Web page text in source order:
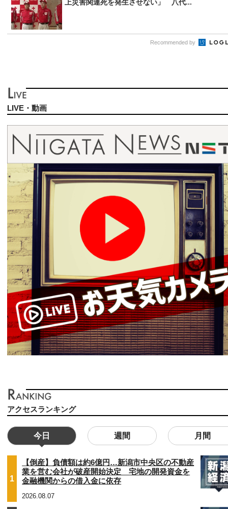
上災害関連死を発生させない」 八代...
Recommended by
LIVE・動画
アクセスランキング
今日 週間 月間
1
【倒産】負債額は約6億円…新潟市中央区の不動産
業を営む会社が破産開始決定 宅地の開発資金を
金融機関からの借入金に依存
2026.08.07